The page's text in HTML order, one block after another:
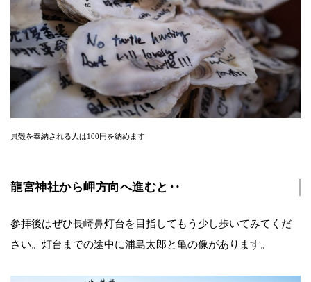
貝殻を奉納される人は100円を納めます
龍宮神社から岬方向へ進むと‥
参拝後はぜひ長崎鼻灯台を目指してもう少し歩いてみてくだ
さい。灯台までの途中に浦島太郎と亀の像があります。